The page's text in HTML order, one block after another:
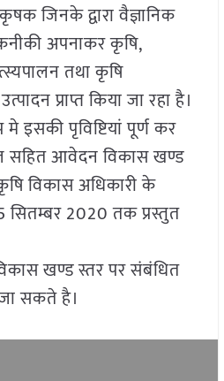
जिनके द्वारा वैज्ञानिक
अपनाकर कृषि,
तथा कृषि
प्राप्त किया जा रहा है।
मे इसकी पृविष्टियां पूर्ण कर
आवेदन विकास खण्ड
विकास अधिकारी के
सितम्बर 2020 तक प्रस्तुत
खण्ड स्तर पर संबंधित
जा सकते है।